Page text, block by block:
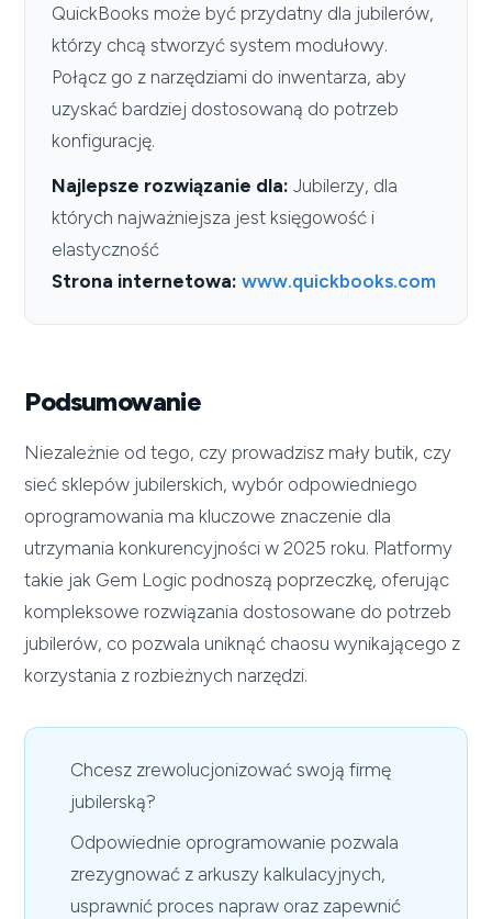
QuickBooks może być przydatny dla jubilerów,
którzy chcą stworzyć system modułowy.
Połącz go z narzędziami do inwentarza, aby
uzyskać bardziej dostosowaną do potrzeb
konfigurację.
Najlepsze rozwiązanie dla:Jubilerzy, dla
których najważniejsza jest księgowość i
elastyczność
Strona internetowa: www.quickbooks.com
Podsumowanie
Niezależnie od tego, czy prowadzisz mały butik, czy
sieć sklepów jubilerskich, wybór odpowiedniego
oprogramowania ma kluczowe znaczenie dla
utrzymania konkurencyjności w 2025 roku. Platformy
takie jak Gem Logic podnoszą poprzeczkę, oferując
kompleksowe rozwiązania dostosowane do potrzeb
jubilerów, co pozwala uniknąć chaosu wynikającego z
korzystania z rozbieżnych narzędzi.
Chcesz zrewolucjonizować swoją firmę
jubilerską?
Odpowiednie oprogramowanie pozwala
zrezygnować z arkuszy kalkulacyjnych,
usprawnić proces napraw oraz zapewnić